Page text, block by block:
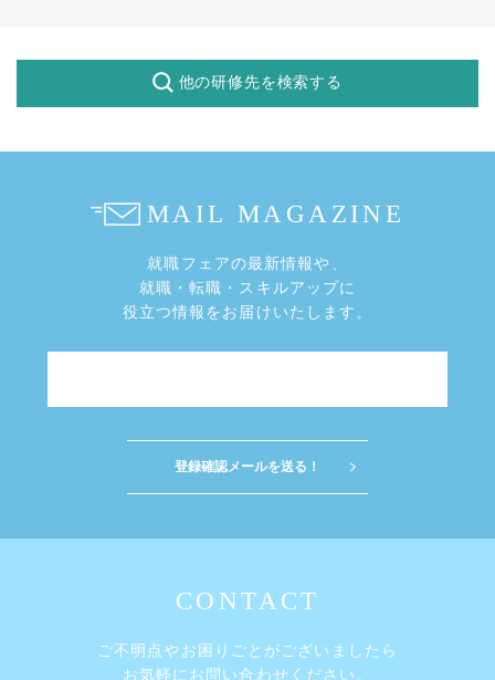
他の研修先を検索する
就職フェアの最新情報や、
就職・転職・スキルアップに
役立つ情報をお届けいたします。
ご不明点やお困りごとがございましたら
お気軽にお問い合わせください。